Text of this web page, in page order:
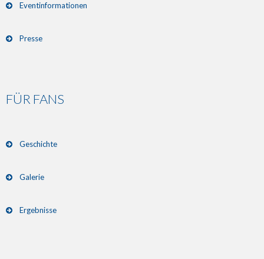
Eventinformationen
Presse
FÜR FANS
Geschichte
Galerie
Ergebnisse